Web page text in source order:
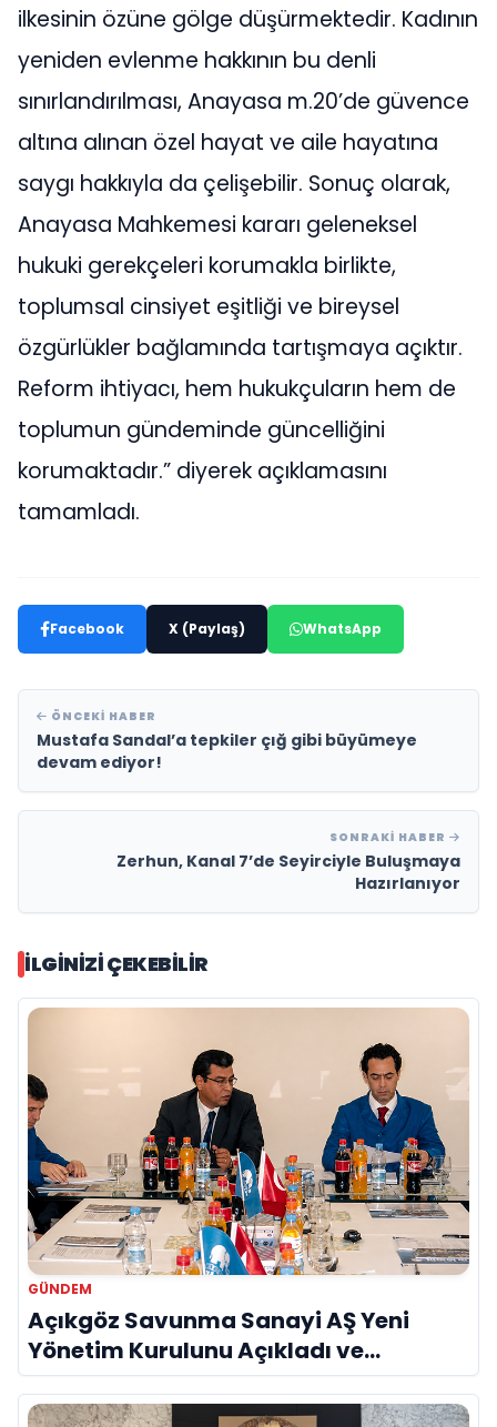
ilkesinin özüne gölge düşürmektedir. Kadının
yeniden evlenme hakkının bu denli
sınırlandırılması, Anayasa m.20’de güvence
altına alınan özel hayat ve aile hayatına
saygı hakkıyla da çelişebilir. Sonuç olarak,
Anayasa Mahkemesi kararı geleneksel
hukuki gerekçeleri korumakla birlikte,
toplumsal cinsiyet eşitliği ve bireysel
özgürlükler bağlamında tartışmaya açıktır.
Reform ihtiyacı, hem hukukçuların hem de
toplumun gündeminde güncelliğini
korumaktadır.” diyerek açıklamasını
tamamladı.
Facebook X (Paylaş) WhatsApp
ÖNCEKI HABER
Mustafa Sandal’a tepkiler çığ gibi büyümeye
devam ediyor!
SONRAKI HABER
Zerhun, Kanal 7’de Seyirciyle Buluşmaya
Hazırlanıyor
İLGINIZI ÇEKEBILIR
GÜNDEM
Açıkgöz Savunma Sanayi AŞ Yeni
Yönetim Kurulunu Açıkladı ve
Savunma Sanayinde Küresel Vizyon
Vurgusu